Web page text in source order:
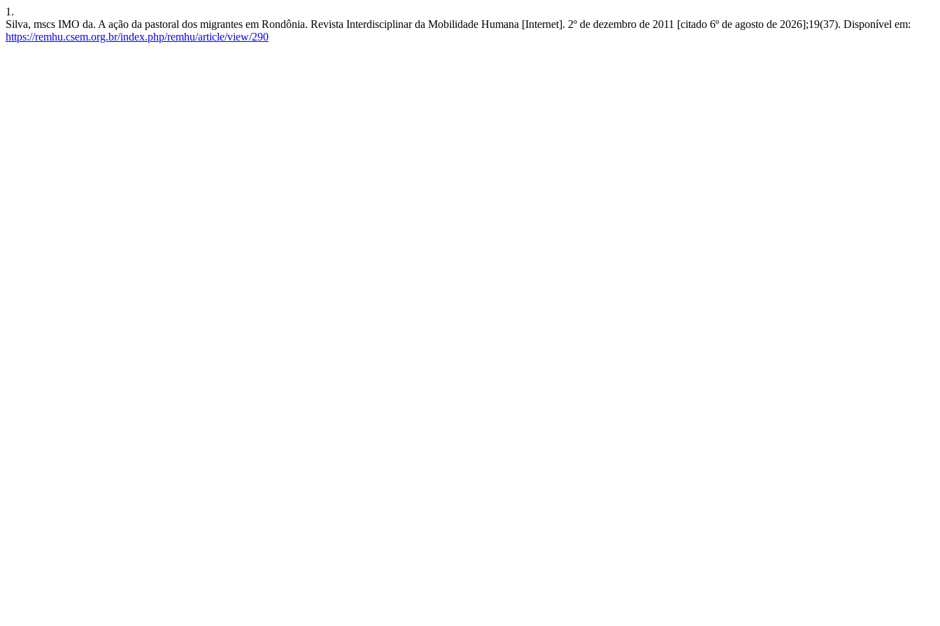
1.
Silva, mscs IMO da. A ação da pastoral dos migrantes em Rondônia. Revista Interdisciplinar da Mobilidade Humana [Internet]. 2º de dezembro de 2011 [citado 6º de agosto de 2026];19(37). Disponível em:
https://remhu.csem.org.br/index.php/remhu/article/view/290